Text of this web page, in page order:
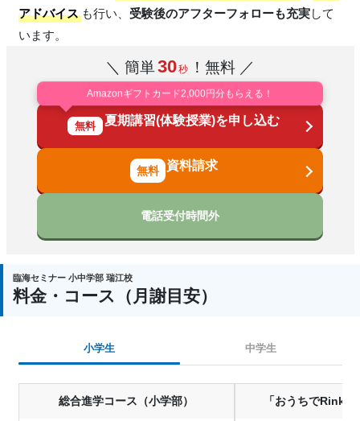
アドバイスも行い、 受験後のアフターフォローも充実して
います。
＼ 簡単30秒 ！無料 ／
Amazonギフトカード2,000円分もらえる！
無料 夏期講習(体験授業)を申し込む
資料請求
電話受付時間外
臨海セミナー 小中学部 瑞江校
料金・コース（月謝目安）
小学生 中学生
総合進学コース（小学部） 「おうちでRinkai